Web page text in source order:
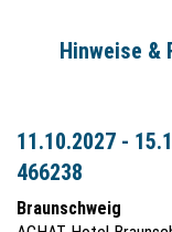
Hinweise &
11.10.2027 -
466238
Braunschweig